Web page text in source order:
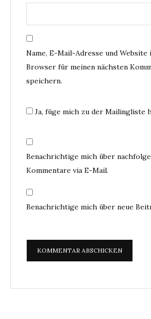
Name, E-Mail-Adresse und Website
Browser für meinen nächsten
speichern.
Ja, füge mich zu der Mailingliste
Benachrichtige mich über
Kommentare via E-Mail.
Benachrichtige mich über neue